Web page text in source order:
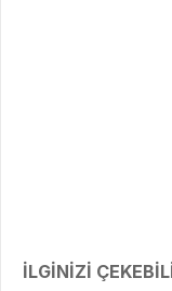
İLGİNİZİ